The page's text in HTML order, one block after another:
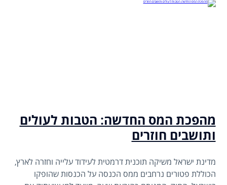
חוזים ותשלום מס מלא.
מהפכת המס החדשה: הטבות לעולים
ותושבים חוזרים
מדינת ישראל משיקה תוכנית דרמטית לעידוד עלייה וחזרה לארץ,
הכוללת פטורים נרחבים ממס הכנסה על הכנסות שהופקו